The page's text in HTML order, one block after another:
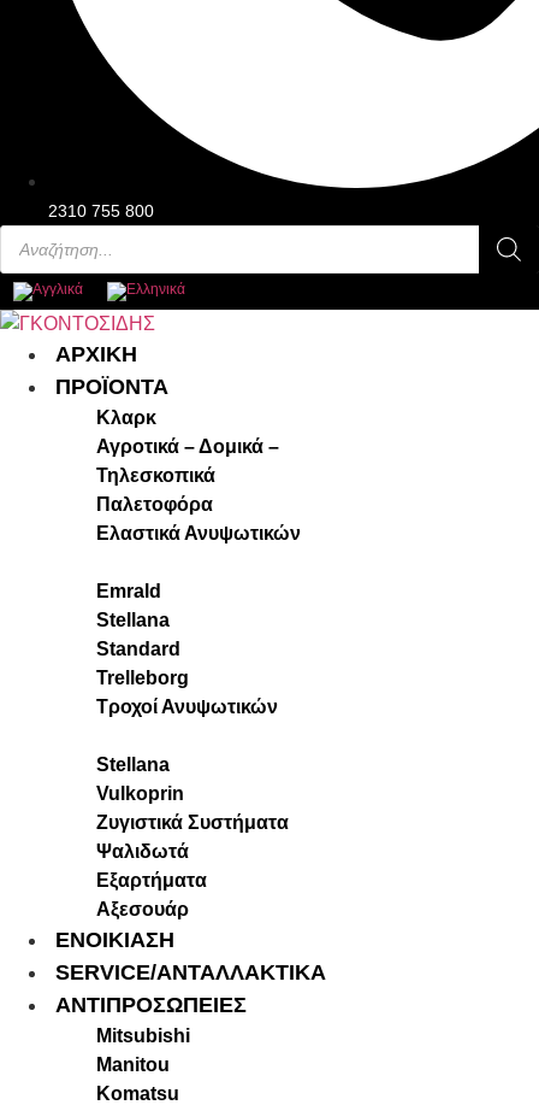
2310 755 800
Products
search
ΑΡΧΙΚΗ
ΠΡΟΪΟΝΤΑ
Κλαρκ
Αγροτικά – Δομικά –
Τηλεσκοπικά
Παλετοφόρα
Ελαστικά Ανυψωτικών
Emrald
Stellana
Standard
Trelleborg
Τροχοί Ανυψωτικών
Stellana
Vulkoprin
Ζυγιστικά Συστήματα
Ψαλιδωτά
Εξαρτήματα
Αξεσουάρ
ΕΝΟΙΚΙΑΣΗ
SERVICE/ΑΝΤΑΛΛΑΚΤΙΚΑ
ΑΝΤΙΠΡΟΣΩΠΕΙΕΣ
Mitsubishi
Manitou
Komatsu